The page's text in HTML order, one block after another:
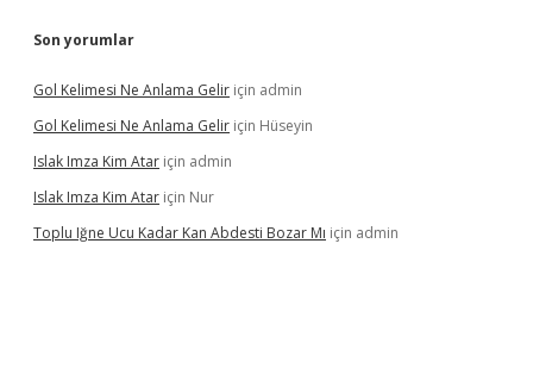
Son yorumlar
Gol Kelimesi Ne Anlama Gelir için admin
Gol Kelimesi Ne Anlama Gelir için Hüseyin
Islak Imza Kim Atar için admin
Islak Imza Kim Atar için Nur
Toplu Iğne Ucu Kadar Kan Abdesti Bozar Mı için admin